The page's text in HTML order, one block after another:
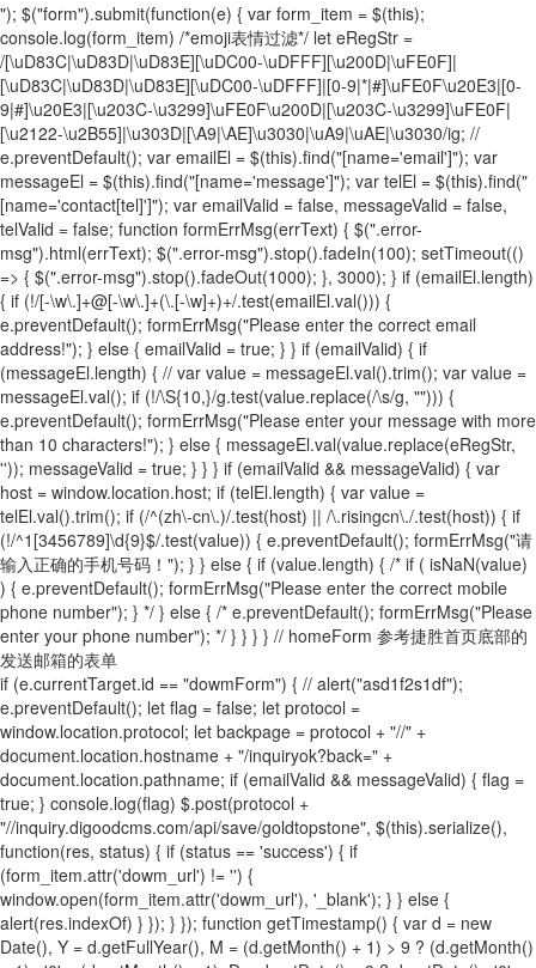
"); $("form").submit(function(e) { var form_item = $(this);
console.log(form_item) /*emoji表情过滤*/ let eRegStr =
/[\uD83C|\uD83D|\uD83E][\uDC00-\uDFFF][\u200D|\uFE0F]|
[\uD83C|\uD83D|\uD83E][\uDC00-\uDFFF]|[0-9|*|#]\uFE0F\u20E3|[0-
9|#]\u20E3|[\u203C-\u3299]\uFE0F\u200D|[\u203C-\u3299]\uFE0F|
[\u2122-\u2B55]|\u303D|[\A9|\AE]\u3030|\uA9|\uAE|\u3030/ig; //
e.preventDefault(); var emailEl = $(this).find("[name='email']"); var
messageEl = $(this).find("[name='message']"); var telEl = $(this).find("
[name='contact[tel]']"); var emailValid = false, messageValid = false,
telValid = false; function formErrMsg(errText) { $(".error-
msg").html(errText); $(".error-msg").stop().fadeIn(100); setTimeout(()
=> { $(".error-msg").stop().fadeOut(1000); }, 3000); } if (emailEl.length)
{ if (!/[-\w\.]+@[-\w\.]+(\.[-\w]+)+/.test(emailEl.val())) {
e.preventDefault(); formErrMsg("Please enter the correct email
address!"); } else { emailValid = true; } } if (emailValid) { if
(messageEl.length) { // var value = messageEl.val().trim(); var value =
messageEl.val(); if (!/\S{10,}/g.test(value.replace(/\s/g, ""))) {
e.preventDefault(); formErrMsg("Please enter your message with more
than 10 characters!"); } else { messageEl.val(value.replace(eRegStr,
'')); messageValid = true; } } } if (emailValid && messageValid) { var
host = window.location.host; if (telEl.length) { var value =
telEl.val().trim(); if (/^(zh\-cn\.)/.test(host) || /\.risingcn\./.test(host)) { if
(!/^1[3456789]\d{9}$/.test(value)) { e.preventDefault(); formErrMsg("请
输入正确的手机号码！"); } } else { if (value.length) { /* if ( isNaN(value)
) { e.preventDefault(); formErrMsg("Please enter the correct mobile
phone number"); } */ } else { /* e.preventDefault(); formErrMsg("Please
enter your phone number"); */ } } } } // homeForm 参考捷胜首页底部的
发送邮箱的表单
if (e.currentTarget.id == "dowmForm") { // alert("asd1f2s1df");
e.preventDefault(); let flag = false; let protocol =
window.location.protocol; let backpage = protocol + "//" +
document.location.hostname + "/inquiryok?back=" +
document.location.pathname; if (emailValid && messageValid) { flag =
true; } console.log(flag) $.post(protocol +
"//inquiry.digoodcms.com/api/save/goldtopstone", $(this).serialize(),
function(res, status) { if (status == 'success') { if
(form_item.attr('dowm_url') != '') {
window.open(form_item.attr('dowm_url'), '_blank'); } } else {
alert(res.indexOf) } }); } }); function getTimestamp() { var d = new
Date(), Y = d.getFullYear(), M = (d.getMonth() + 1) > 9 ? (d.getMonth()